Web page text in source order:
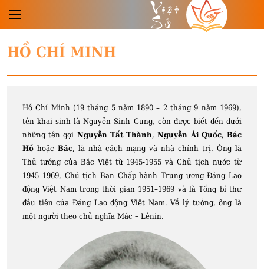
Việt
Sử
HỒ CHÍ MINH
Hồ Chí Minh (19 tháng 5 năm 1890 – 2 tháng 9 năm 1969),
tên khai sinh là Nguyễn Sinh Cung, còn được biết đến dưới
những tên gọi Nguyễn Tất Thành,Nguyễn Ái Quốc,Bác
Hồ hoặc Bác, là nhà cách mạng và nhà chính trị. Ông là
Thủ tướng của Bắc Việt từ 1945-1955 và Chủ tịch nước từ
1945–1969, Chủ tịch Ban Chấp hành Trung ương Đảng Lao
động Việt Nam trong thời gian 1951–1969 và là Tổng bí thư
đầu tiên của Đảng Lao động Việt Nam. Về lý tưởng, ông là
một người theo chủ nghĩa Mác – Lênin.